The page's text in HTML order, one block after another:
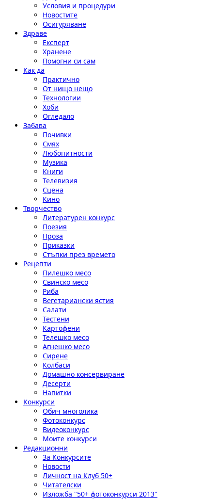
Условия и процедури
Новостите
Осигуряване
Здраве
Експерт
Хранене
Помогни си сам
Как да
Практично
От нищо нещо
Технологии
Хоби
Огледало
Забава
Почивки
Смях
Любопитности
Музика
Книги
Телевизия
Сцена
Кино
Творчество
Литературен конкурс
Поезия
Проза
Приказки
Стъпки през времето
Рецепти
Пилешко месо
Свинско месо
Риба
Вегетариански ястия
Салати
Тестени
Картофени
Телешко месо
Агнешко месо
Сирене
Колбаси
Домашно консервиране
Десерти
Напитки
Конкурси
Обич многолика
Фотоконкурс
Видеоконкурс
Моите конкурси
Редакционни
За Конкурсите
Новости
Личност на Клуб 50+
Читателски
Изложба "50+ фотоконкурси 2013"